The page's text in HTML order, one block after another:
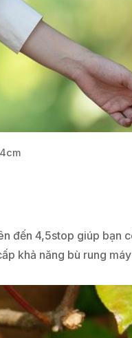
đến 4,5stop giúp bạn
khả năng bù rung